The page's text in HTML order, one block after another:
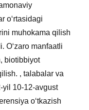
o‘rtasidagi
muhokama qilish
O‘zaro manfaatli
biotibbiyot
, talabalar va
yil 10-12-avgust
oʻtkazish